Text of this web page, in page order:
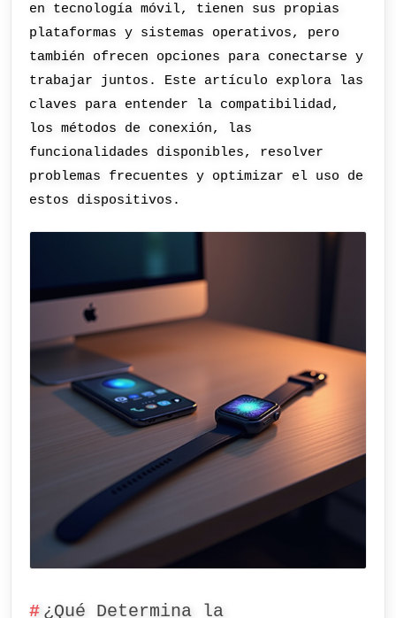
en tecnología móvil, tienen sus propias
plataformas y sistemas operativos, pero
también ofrecen opciones para conectarse y
trabajar juntos. Este artículo explora las
claves para entender la compatibilidad,
los métodos de conexión, las
funcionalidades disponibles, resolver
problemas frecuentes y optimizar el uso de
estos dispositivos.
¿Qué Determina la